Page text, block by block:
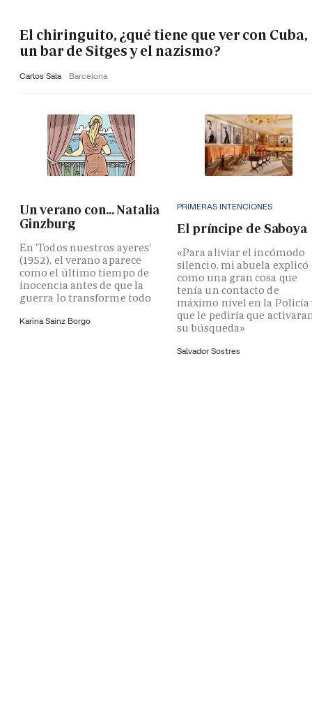
El chiringuito, ¿qué tiene que ver con Cuba,
un bar de Sitges y el nazismo?
Carlos Sala Barcelona
Un verano con... Natalia
Ginzburg
En 'Todos nuestros ayeres'
(1952), el verano aparece
como el último tiempo de
inocencia antes de que la
guerra lo transforme todo
Karina Sainz Borgo
PRIMERAS INTENCIONES
El príncipe de Saboya
«Para aliviar el incómodo
silencio, mi abuela explicó
como una gran cosa que
tenía un contacto de
máximo nivel en la Policía
que le pediría que
su búsqueda»
Salvador Sostres